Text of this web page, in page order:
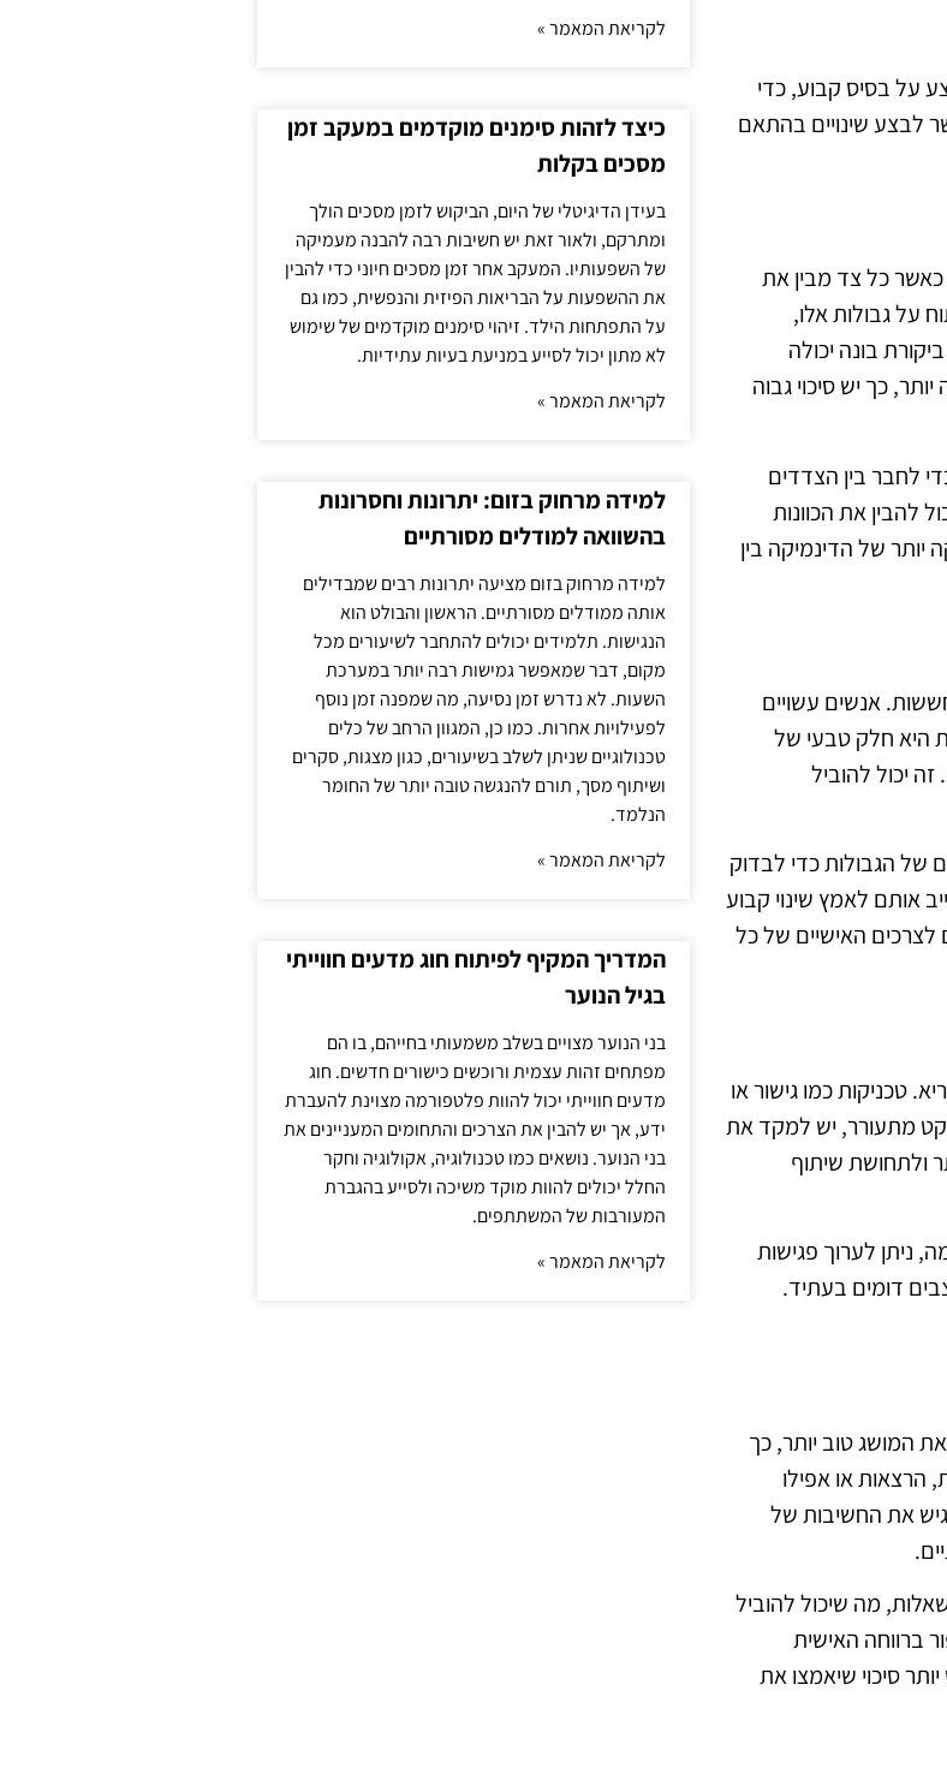
על בסיס קבוע, כדי
לבצע שינויים בהתאם
כאשר כל צד מבין את
על גבולות אלו,
בונה יכולה
כך יש סיכוי גבוה
לחבר בין הצדדים
להבין את הכוונות
של הדינמיקה בין
אנשים עשויים
היא חלק טבעי של
יכול להוביל
של הגבולות כדי לבדוק
אותם לאמץ שינוי קבוע
לצרכים האישיים של כל
טכניקות כמו גישור או
מתעורר, יש למקד את
ולתחושת שיתוף
ניתן לערוך פגישות
דומים בעתיד.
המושג טוב יותר, כך
הרצאות או אפילו
את החשיבות של
מה שיכול להוביל
ברווחה האישית
סיכוי שיאמצו את
לקריאת המאמר »
כיצד לזהות סימנים מוקדמים במעקב זמן
מסכים בקלות
בעידן הדיגיטלי של היום, הביקוש לזמן מסכים הולך
ומתרקם, ולאור זאת יש חשיבות רבה להבנה מעמיקה
של השפעותיו. המעקב אחר זמן מסכים חיוני כדי להבין
את ההשפעות על הבריאות הפיזית והנפשית, כמו גם
על התפתחות הילד. זיהוי סימנים מוקדמים של שימוש
לא מתון יכול לסייע במניעת בעיות עתידיות.
לקריאת המאמר »
למידה מרחוק בזום: יתרונות וחסרונות
בהשוואה למודלים מסורתיים
למידה מרחוק בזום מציעה יתרונות רבים שמבדילים
אותה ממודלים מסורתיים. הראשון והבולט הוא
הנגישות. תלמידים יכולים להתחבר לשיעורים מכל
מקום, דבר שמאפשר גמישות רבה יותר במערכת
השעות. לא נדרש זמן נסיעה, מה שמפנה זמן נוסף
לפעילויות אחרות. כמו כן, המגוון הרחב של כלים
טכנולוגיים שניתן לשלב בשיעורים, כגון מצגות, סקרים
ושיתוף מסך, תורם להנגשה טובה יותר של החומר
הנלמד.
לקריאת המאמר »
המדריך המקיף לפיתוח חוג מדעים חווייתי
בגיל הנוער
בני הנוער מצויים בשלב משמעותי בחייהם, בו הם
מפתחים זהות עצמית ורוכשים כישורים חדשים. חוג
מדעים חווייתי יכול להוות פלטפורמה מצוינת להעברת
ידע, אך יש להבין את הצרכים והתחומים המעניינים את
בני הנוער. נושאים כמו טכנולוגיה, אקולוגיה וחקר
החלל יכולים להוות מוקד משיכה ולסייע בהגברת
המעורבות של המשתתפים.
לקריאת המאמר »